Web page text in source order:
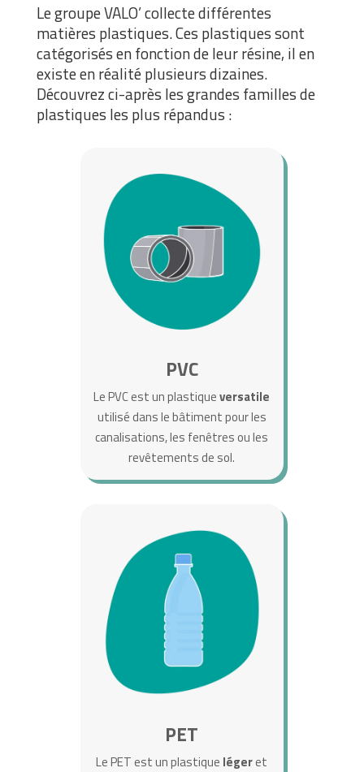
Le groupe VALO’ collecte différentes
matières plastiques. Ces plastiques sont
catégorisés en fonction de leur résine, il en
existe en réalité plusieurs dizaines.
Découvrez ci-après les grandes familles de
plastiques les plus répandus :
PVC
Le PVC est un plastiqueversatile
utilisé dans le bâtiment pour les
canalisations, les fenêtres ou les
revêtements de sol.
PET
Le PET est un plastique légeret